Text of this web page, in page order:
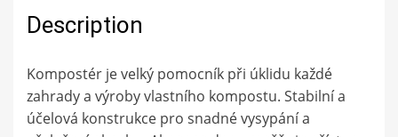
Description
Kompostér je velký pomocník při úklidu každé
zahrady a výroby vlastního kompostu. Stabilní a
účelová konstrukce pro snadné vysypání a